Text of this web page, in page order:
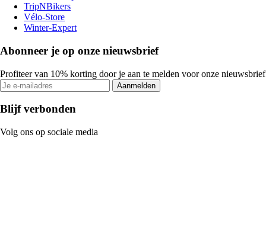
TripNBikers
Vélo-Store
Winter-Expert
Abonneer je op onze nieuwsbrief
Profiteer van 10% korting door je aan te melden voor onze nieuwsbrief
Aanmelden
Blijf verbonden
Volg ons op sociale media